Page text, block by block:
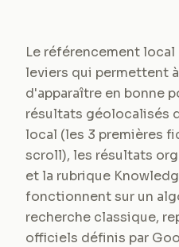
Le référencement
leviers qui permettent
d'apparaître en bonne
résultats géolocalisés
local (les 3 premières
scroll), les résultats
et la rubrique
fonctionnent sur un
recherche classique,
officiels définis par